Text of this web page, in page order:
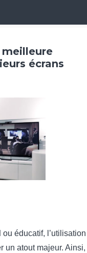
meilleure
écrans
éducatif, l’utilisation
un atout majeur.